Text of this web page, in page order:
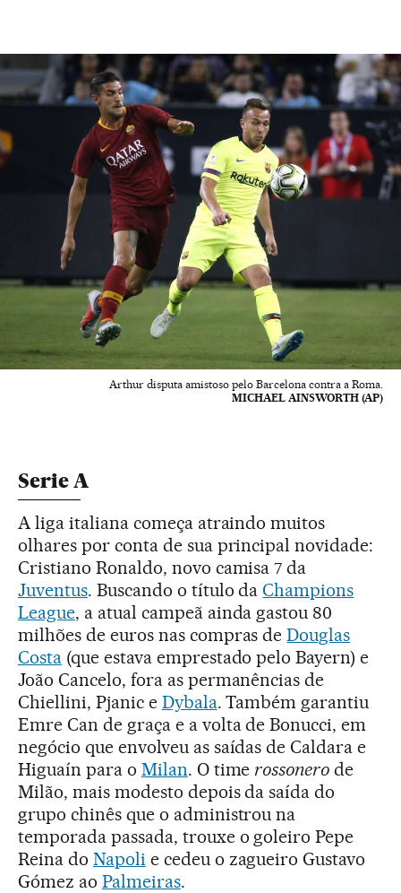
Arthur disputa amistoso pelo Barcelona contra a Roma.
MICHAEL AINSWORTH (AP)
Serie A
A liga italiana começa atraindo muitos
olhares por conta de sua principal novidade:
Cristiano Ronaldo, novo camisa 7 da
Juventus. Buscando o título daChampions
League, a atual campeã ainda gastou 80
milhões de euros nas compras deDouglas
Costa(que estava emprestado pelo Bayern) e
João Cancelo, fora as permanências de
Chiellini, Pjanic e Dybala. Também garantiu
Emre Can de graça e a volta de Bonucci, em
negócio que envolveu as saídas de Caldara e
Higuaín para o Milan. O time rossonero de
Milão, mais modesto depois da saída do
grupo chinês que o administrou na
temporada passada, trouxe o goleiro Pepe
Reina do Napoli e cedeu o zagueiro Gustavo
Gómez ao Palmeiras.